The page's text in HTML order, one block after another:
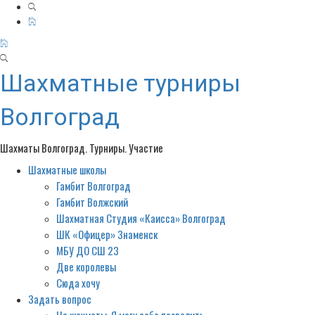
Шахматные турниры
Волгоград
Шахматы Волгоград. Турниры. Участие
PrimaryШахматные школы
Гамбит Волгоград
Гамбит Волжский
Шахматная Студия «Каисса» Волгоград
ШК «Офицер» Знаменск
МБУ ДО СШ 23
Две королевы
Сюда хочу
Задать вопрос